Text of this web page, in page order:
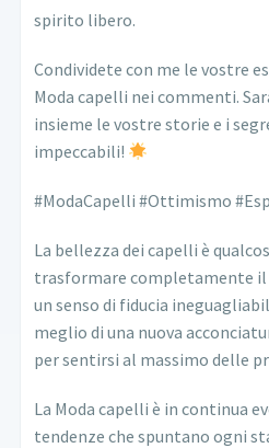
spirito libero.
Condividete con me le vostre
Moda capelli nei commenti.
insieme le vostre storie e i
impeccabili!
#ModaCapelli #Ottimismo
La bellezza dei capelli è
trasformare completamente
un senso di fiducia
meglio di una nuova
per sentirsi al massimo delle
La Moda capelli è in continua
tendenze che spuntano ogni